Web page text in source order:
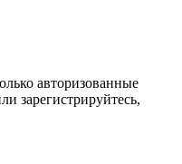
авторизованные
зарегистрируйтесь,